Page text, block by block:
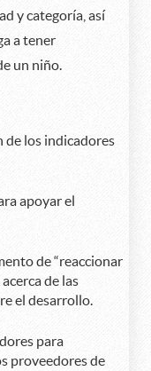
y categoría, así
a tener
un niño.
de los indicadores
apoyar el
de “reaccionar
de las
el desarrollo.
para
proveedores de